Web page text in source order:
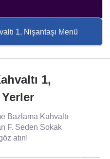
1, Nişantaşı Menü
1,
Bazlama Kahvaltı
F. Seden Sokak
atın!